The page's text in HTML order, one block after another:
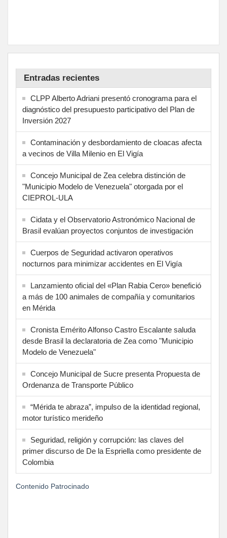
Entradas recientes
CLPP Alberto Adriani presentó cronograma para el
diagnóstico del presupuesto participativo del Plan de
Inversión 2027
Contaminación y desbordamiento de cloacas afecta
a vecinos de Villa Milenio en El Vigía
Concejo Municipal de Zea celebra distinción de
"Municipio Modelo de Venezuela" otorgada por el
CIEPROL-ULA
Cidata y el Observatorio Astronómico Nacional de
Brasil evalúan proyectos conjuntos de investigación
Cuerpos de Seguridad activaron operativos
nocturnos para minimizar accidentes en El Vigía
Lanzamiento oficial del «Plan Rabia Cero» benefició
a más de 100 animales de compañía y comunitarios
en Mérida
Cronista Emérito Alfonso Castro Escalante saluda
desde Brasil la declaratoria de Zea como "Municipio
Modelo de Venezuela"
Concejo Municipal de Sucre presenta Propuesta de
Ordenanza de Transporte Público
“Mérida te abraza”, impulso de la identidad regional,
motor turístico merideño
Seguridad, religión y corrupción: las claves del
primer discurso de De la Espriella como presidente de
Colombia
Contenido Patrocinado